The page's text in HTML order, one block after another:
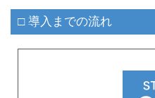
□ 導入までの流れ